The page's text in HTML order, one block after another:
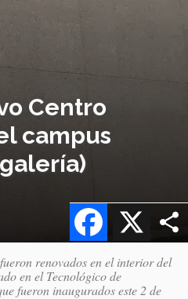
Centro
campus
X
Facebook
renovados en el interior del
en el Tecnológico de
fueron inaugurados este 2 de